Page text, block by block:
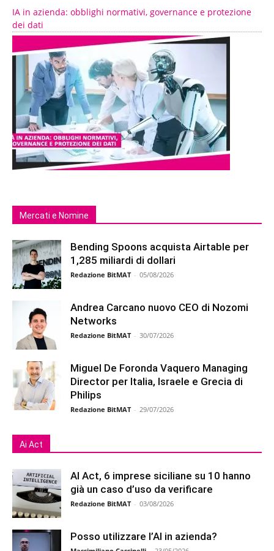
IA in azienda: obblighi normativi, governance e protezione
dei dati
Mercati e Nomine
Bending Spoons acquista Airtable per
1,285 miliardi di dollari
Redazione BitMAT - 05/08/2026
Andrea Carcano nuovo CEO di Nozomi
Networks
Redazione BitMAT - 30/07/2026
Miguel De Foronda Vaquero Managing
Director per Italia, Israele e Grecia di
Philips
Redazione BitMAT - 29/07/2026
Ai Act
AI Act, 6 imprese siciliane su 10 hanno
già un caso d’uso da verificare
Redazione BitMAT - 03/08/2026
Posso utilizzare l’AI in azienda?